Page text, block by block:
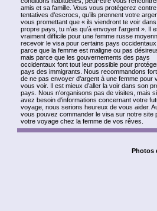
amis et sa famille. Vous vous protégerez
tentatives d’escrocs, qu’ils prennent votre
vous promettant que « ils viendront te voir
propre pays, tu n’as qu’à envoyer l'argent ». Il
vraiment difficile pour une femme russe
recevoir le visa pour certains pays
parce que la femme est maligne ou pas
mais parce que les gouvernements des pays
occidentaux font tout leur possible pour
pays des immigrants. Nous recommandons
de ne pas envoyer d'argent à une femme pour
vous voir. Il est mieux d’aller la voir dans son
pays. Nous n'organisons pas de visites, mais
avez besoin d'informations concernant votre
voyage, nous serions heureux de vous aider.
vous pouvez commander le visa sur notre site
votre voyage chez la femme de vos rêves.
Photos